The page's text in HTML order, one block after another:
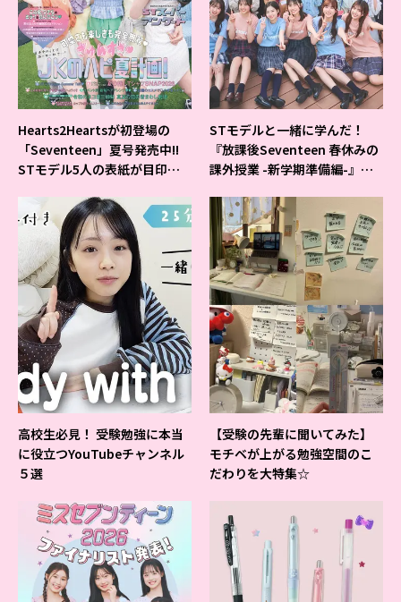
Hearts2Heartsが初登場の
「Seventeen」夏号発売中!!
STモデル5人の表紙が目印だ
STモデルと一緒に学んだ！
『放課後Seventeen 春休みの
課外授業 -新学期準備編-』イ
高校生必見！ 受験勉強に本当
に役立つYouTubeチャンネル
５選
【受験の先輩に聞いてみた】
モチベが上がる勉強空間のこ
だわりを大特集☆